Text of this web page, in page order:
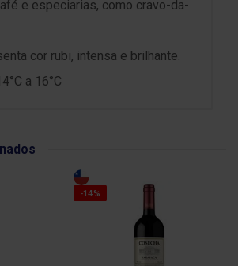
e especiarias, como cravo-da-
cor rubi, intensa e brilhante.
a 16°C
-14%